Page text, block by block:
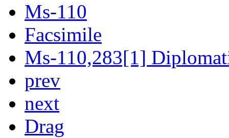
Ms-110
Facsimile
Ms-110,283[1]
prev
next
Drag